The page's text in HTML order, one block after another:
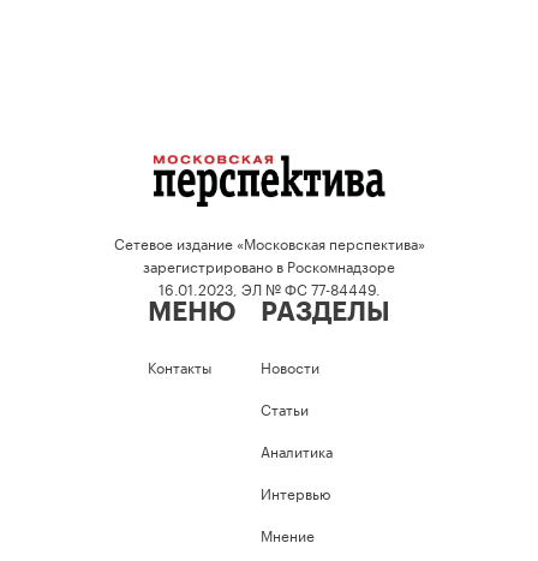
Сетевое издание «Московская перспектива»
зарегистрировано в Роскомнадзоре
16.01.2023, ЭЛ № ФС 77-84449.
МЕНЮ
Контакты
РАЗДЕЛЫ
Новости
Статьи
Аналитика
Интервью
Мнение